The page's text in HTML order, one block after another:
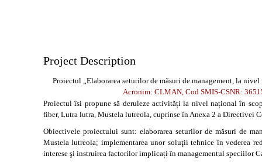
Project Description
Proiectul „Elaborarea seturilor de măsuri de management, la
Acronim: CLMAN, Cod SMIS-CSNR:
Proiectul îsi propune să deruleze activități la nivel național în
fiber, Lutra lutra, Mustela lutreola, cuprinse în Anexa 2 a Directivei
Obiectivele proiectului sunt: elaborarea seturilor de măsuri de
Mustela lutreola; implementarea unor soluţii tehnice în vederea
interese şi instruirea factorilor implicați în managementul speciilor